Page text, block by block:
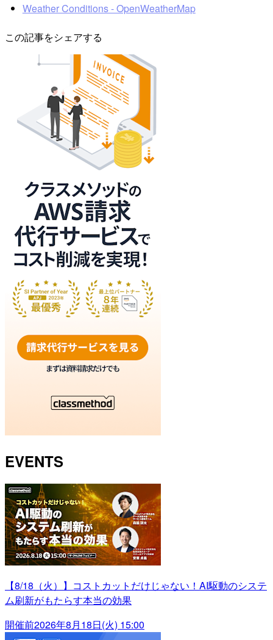
Weather Conditions - OpenWeatherMap
この記事をシェアする
EVENTS
【8/18（火）】コストカットだけじゃない！AI駆動のシステ
ム刷新がもたらす本当の効果
開催前2026年8月18日(火) 15:00